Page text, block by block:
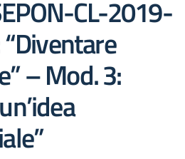
CL-2019-
– Mod. 3: